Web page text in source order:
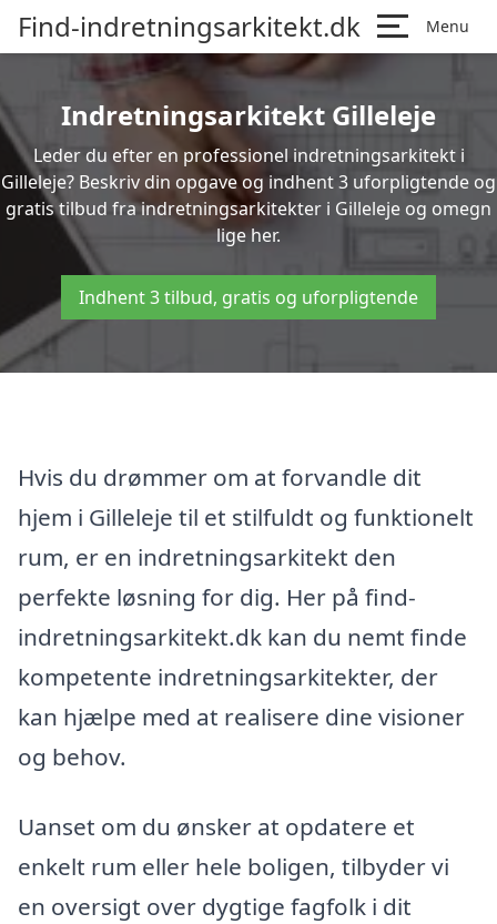
Find-indretningsarkitekt.dk Menu
Indretningsarkitekt Gilleleje
Leder du efter en professionel indretningsarkitekt i
Gilleleje? Beskriv din opgave og indhent 3 uforpligtende og
gratis tilbud fra indretningsarkitekter i Gilleleje og omegn
lige her.
Indhent 3 tilbud, gratis og uforpligtende
Hvis du drømmer om at forvandle dit
hjem i Gilleleje til et stilfuldt og funktionelt
rum, er en indretningsarkitekt den
perfekte løsning for dig. Her på find-
indretningsarkitekt.dk kan du nemt finde
kompetente indretningsarkitekter, der
kan hjælpe med at realisere dine visioner
og behov.
Uanset om du ønsker at opdatere et
enkelt rum eller hele boligen, tilbyder vi
en oversigt over dygtige fagfolk i dit